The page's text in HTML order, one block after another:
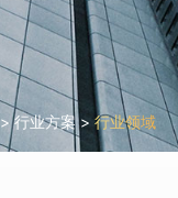
>行业方案> 行业领域